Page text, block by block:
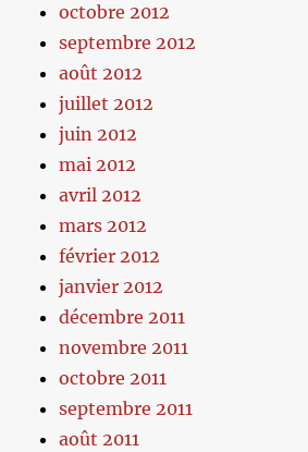
octobre 2012
septembre 2012
août 2012
juillet 2012
juin 2012
mai 2012
avril 2012
mars 2012
février 2012
janvier 2012
décembre 2011
novembre 2011
octobre 2011
septembre 2011
août 2011